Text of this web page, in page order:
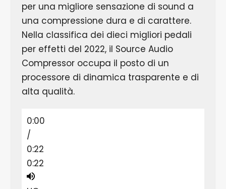
per una migliore sensazione di sound a
una compressione dura e di carattere.
Nella classifica dei dieci migliori pedali
per effetti del 2022, il Source Audio
Compressor occupa il posto di un
processore di dinamica trasparente e di
alta qualità.
0:00
/
0:22
0:22